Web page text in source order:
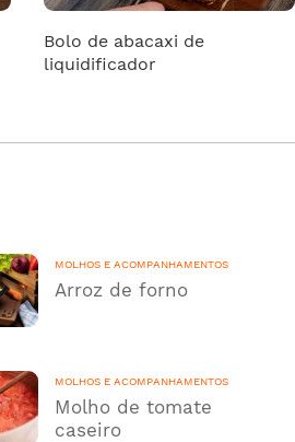
Bolo de abacaxi de
liquidificador
MOLHOS E ACOMPANHAMENTOS
Arroz de forno
MOLHOS E ACOMPANHAMENTOS
Molho de tomate
caseiro